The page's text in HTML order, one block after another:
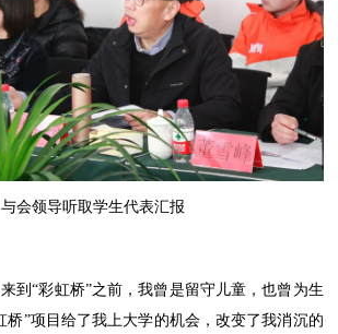
与会领导听取学生代表汇报
来到“彩虹桥”之前，我曾是留守儿童，也曾为生
桥”项目给了我上大学的机会，改变了我消沉的